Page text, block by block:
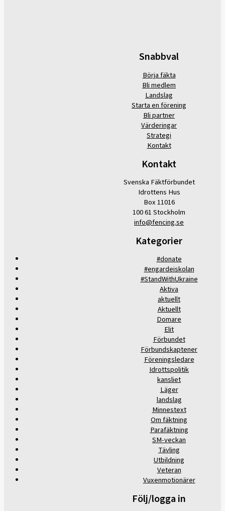
Snabbval
Börja fäkta
Bli medlem
Landslag
Starta en förening
Bli partner
Värderingar
Strategi
Kontakt
Kontakt
Svenska Fäktförbundet
Idrottens Hus
Box 11016
100 61 Stockholm
info@fencing.se
Kategorier
#donate
#engardeiskolan
#StandWithUkraine
Aktiva
aktuellt
Aktuellt
Domare
Elit
Förbundet
Förbundskaptener
Föreningsledare
Idrottspolitik
kansliet
Läger
landslag
Minnestext
Om fäktning
Parafäktning
SM-veckan
Tävling
Utbildning
Veteran
Vuxenmotionärer
Följ/logga in